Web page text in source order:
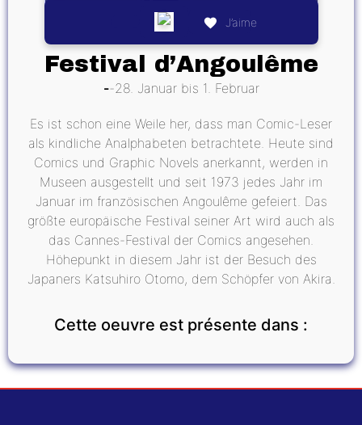
J’aime
Festival d’Angoulême
28. Januar bis 1. Februar
Es ist schon eine Weile her, dass man Comic-Leser
als kindliche Analphabeten betrachtete. Heute sind
Comics und Graphic Novels anerkannt, werden in
Museen ausgestellt und seit 1973 jedes Jahr im
Januar im französischen Angoulême gefeiert. Das
größte europäische Festival seiner Art wird auch als
das Cannes-Festival der Comics angesehen.
Höhepunkt in diesem Jahr ist der Besuch des
Japaners Katsuhiro Otomo, dem Schöpfer von Akira.
Cette oeuvre est présente dans :